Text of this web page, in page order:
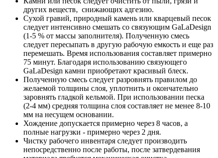
других веществ, снижающих адгезию.
Сухой гравий, природный камень или кварцевый песок
следует интенсивно смешать со связующим GaLaDesign
(1-5 % от массы заполнителя). Полученную смесь
следует пересыпать в другую рабочую емкость и еще раз
перемешать. Время использования составляет примерно
75 минут. Благодаря использованию связующего
GaLaDesign камни приобретают красивый блеск.
Полученную смесь следует разровнять правилом до
желаемой толщины слоя, уплотнить и окончательно
заровнять гладкой кельмой. При использовании песка
(2-4 мм) средняя толщина слоя составляет не менее 8-10
мм на несущем основании.
Хождение допускается примерно через 8 часов, а
полные нагрузки - примерно через 2 дня.
Чистку рабочего инвентаря следует производить
непосредственно после работы, после затвердевания